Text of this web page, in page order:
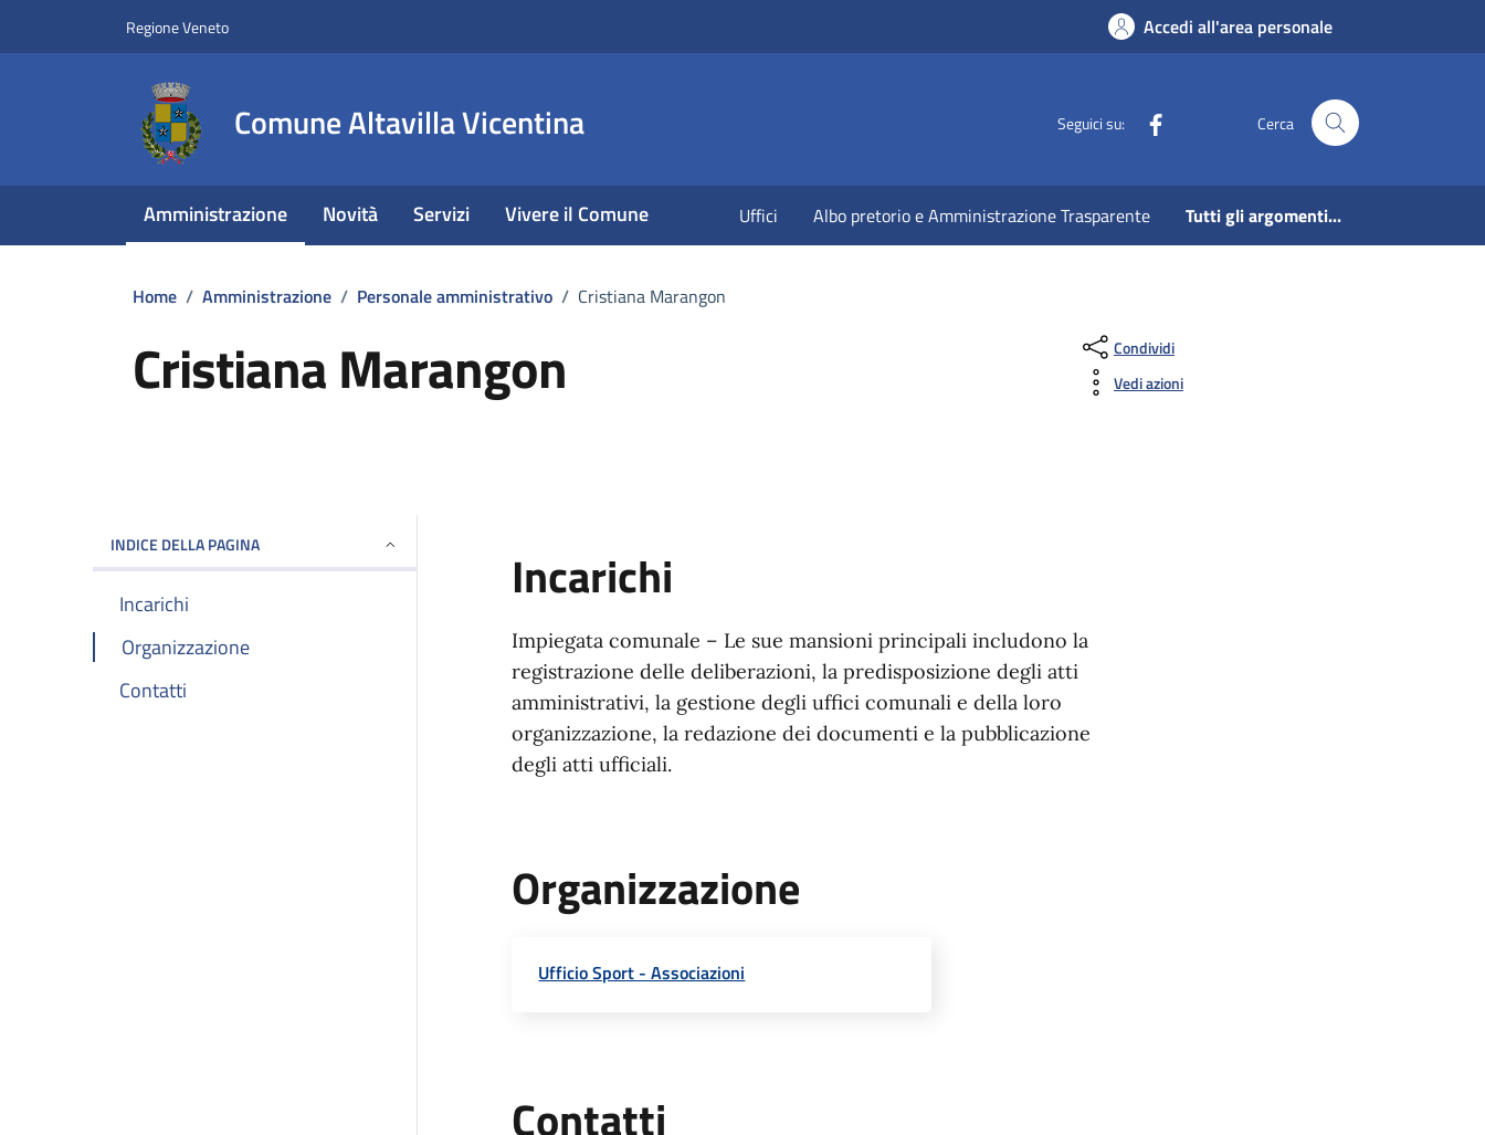
Regione Veneto Accedi all'area personale
Comune Altavilla Vicentina Seguici su: Cerca
Amministrazione Novità Servizi Vivere il Comune Uffici Albo pretorio e Amministrazione Trasparente Tutti gli argomenti...
Home / Amministrazione / Personale amministrativo / Cristiana Marangon
Cristiana Marangon
Condividi
Vedi azioni
INDICE DELLA PAGINA
Incarichi
Organizzazione
Contatti
Incarichi
Impiegata comunale – Le sue mansioni principali includono la
registrazione delle deliberazioni, la predisposizione degli atti
amministrativi, la gestione degli uffici comunali e della loro
organizzazione, la redazione dei documenti e la pubblicazione
degli atti ufficiali.
Organizzazione
Ufficio Sport - Associazioni
Contatti